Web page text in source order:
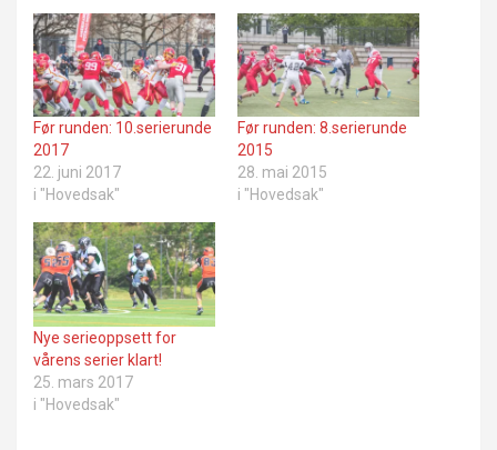
Før runden: 10.serierunde
2017
22. juni 2017
i "Hovedsak"
Før runden: 8.serierunde
2015
28. mai 2015
i "Hovedsak"
Nye serieoppsett for
vårens serier klart!
25. mars 2017
i "Hovedsak"